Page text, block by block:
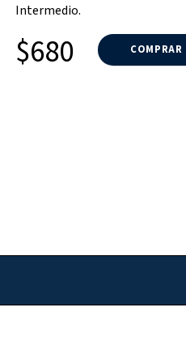
Intermedio.
$680 COMPRAR